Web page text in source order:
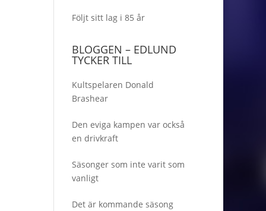
Följt sitt lag i 85 år
BLOGGEN – EDLUND
TYCKER TILL
Kultspelaren Donald
Brashear
Den eviga kampen var också
en drivkraft
Säsonger som inte varit som
vanligt
Det är kommande säsong